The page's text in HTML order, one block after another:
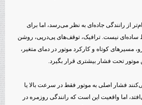
از رانندگی جاده‌ای به نظر می‌رسد، اما برای
ساده‌ای نیست. ترافیک، توقف‌های پی‌درپی، روشن
مسیرهای کوتاه و کارکرد موتور در دمای متغیر،
تحت فشار بیشتری قرار بگیرد.
فشار اصلی به موتور فقط در سرعت بالا یا
اما واقعیت این است که رانندگی روزمره در